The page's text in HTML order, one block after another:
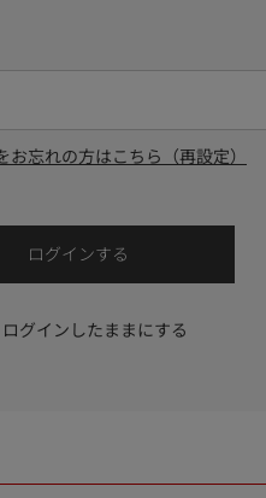
お忘れの方はこちら（再設定）
ログインしたままにする